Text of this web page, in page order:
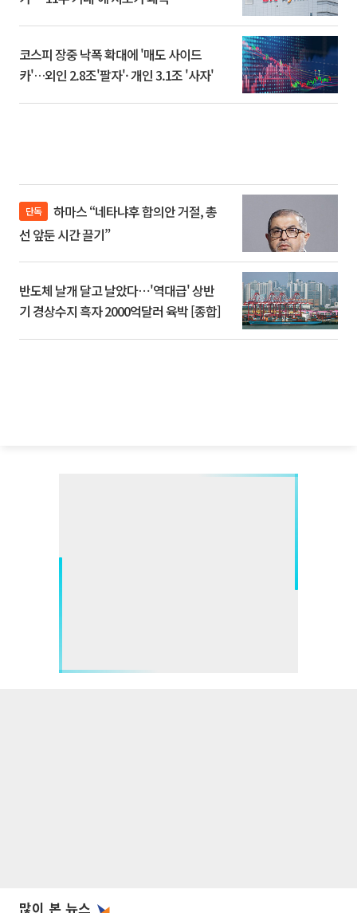
코스피 장중 낙폭 확대에 '매도 사이드
카'…외인 2.8조'팔자'· 개인 3.1조 '사자'
단독
선 앞둔 시간 끌기”
반도체 날개 달고 날았다⋯'역대급' 상반
기 경상수지 흑자 2000억달러 육박 [종합]
많이 본 뉴스